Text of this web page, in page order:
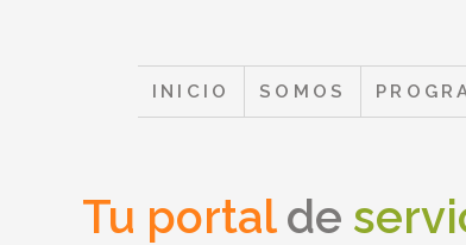
INICIO SOMOS
Tu portal de